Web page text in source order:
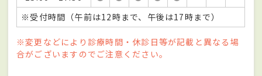
※受付時間（午前は12時まで、午後は17時まで）
※変更などにより診療時間・休診日等が記載と異なる場
合がございますのでご注意ください。